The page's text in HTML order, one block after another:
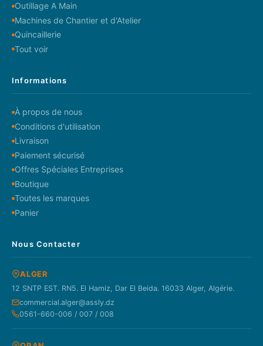
Outillage A Main
Machines de Chantier et d'Atelier
Quincaillerie
Tout voir
Informations
À propos de nous
Conditions d'utilisation
Livraison
Paiement sécurisé
Offres Spéciales Entreprises
Boutique
Toutes les marques
Panier
Nous Contacter
ALGER
12 SNTP EST. RN5. El Hamiz, Dar El Beida. 16033 Alger, Algérie.
commercial.alger@assly.dz
0561-660-006 / 007 / 008